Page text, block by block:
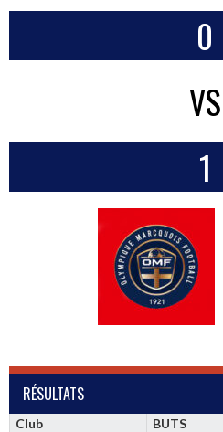
0
VS
1
RÉSULTATS
Club BUTS